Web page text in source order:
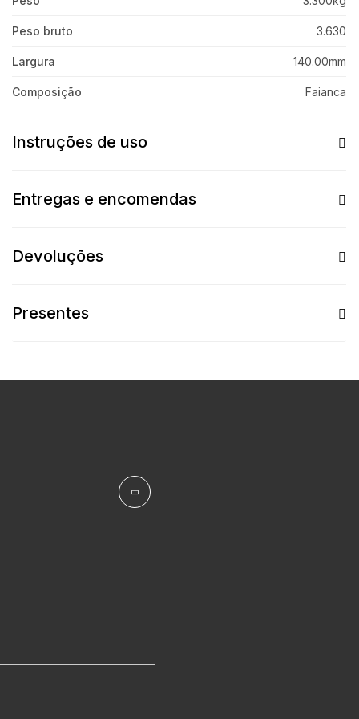
Peso bruto 3.630
Largura 140.00mm
Composição Faianca
Instruções de uso
Entregas e encomendas
Devoluções
Presentes